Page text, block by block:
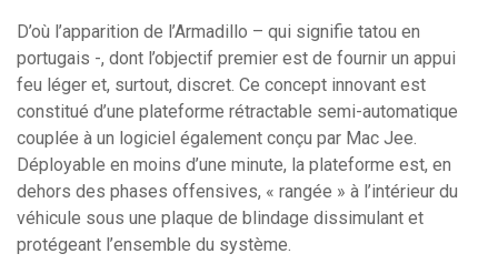
D’où l’apparition de l’Armadillo – qui signifie tatou en
portugais -, dont l’objectif premier est de fournir un appui
feu léger et, surtout, discret. Ce concept innovant est
constitué d’une plateforme rétractable semi-automatique
couplée à un logiciel également conçu par Mac Jee.
Déployable en moins d’une minute, la plateforme est, en
dehors des phases offensives, « rangée » à l’intérieur du
véhicule sous une plaque de blindage dissimulant et
protégeant l’ensemble du système.